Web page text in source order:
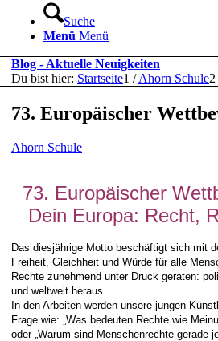
Suche
Menü Menü
Blog - Aktuelle Neuigkeiten
Du bist hier: Startseite1 / Ahorn Schule2
73. Europäischer
Ahorn Schule
73. Europäischer
Dein Europa: Recht,
Das diesjährige Motto beschäftigt sich mit
Freiheit, Gleichheit und Würde für alle
Rechte zunehmend unter Druck geraten:
und weltweit heraus.
In den Arbeiten werden unsere jungen
Frage wie: „Was bedeuten Rechte wie
oder „Warum sind Menschenrechte